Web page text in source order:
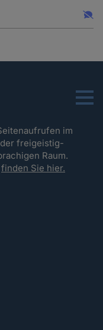
Menu
im
freigeistig-
Raum.
finden Sie hier.